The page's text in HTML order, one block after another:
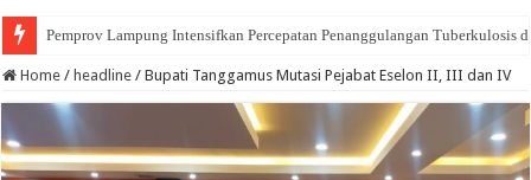
Pemprov Lampung Intensifkan Percepatan Penanggulangan Tuberkulosis
Home / headline / Bupati Tanggamus Mutasi Pejabat Eselon II, III dan IV